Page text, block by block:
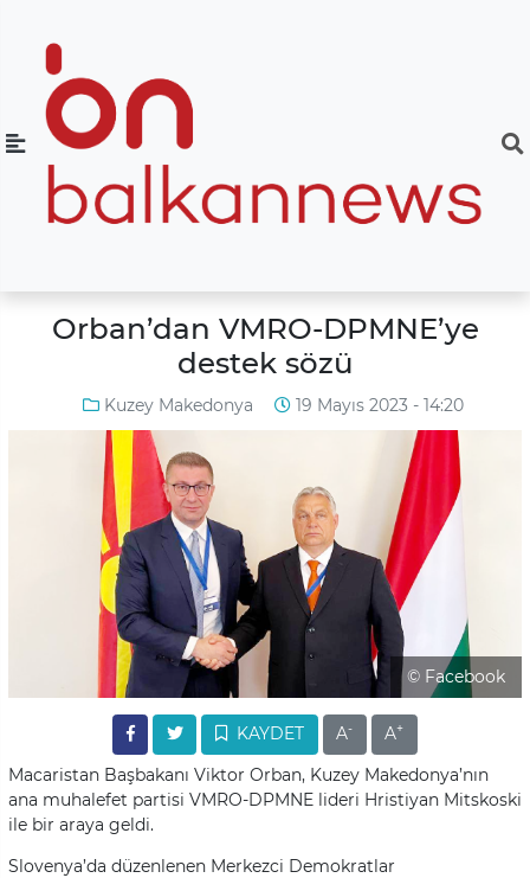
Orban’dan VMRO-DPMNE’ye
destek sözü
Kuzey Makedonya 19 Mayıs 2023 - 14:20
© Facebook
KAYDET A- A+
Macaristan Başbakanı Viktor Orban, Kuzey Makedonya’nın
ana muhalefet partisi VMRO-DPMNE lideri Hristiyan Mitskoski
ile bir araya geldi.
Slovenya’da düzenlenen Merkezci Demokratlar